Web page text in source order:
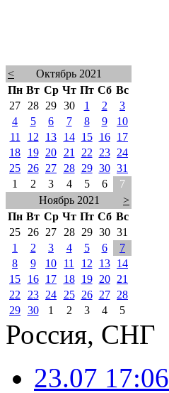
<
Октябрь 2021
Пн Вт Ср Чт Пт Сб Вс
27
28 29 30 1 2
3
4
5 6 7 8 9
10
11
12 13 14 15 16
17
18
19 20 21 22 23
24
25
26 27 28 29 30 31
1
2 3 4 5 6
7
Ноябрь 2021
>
Пн Вт Ср Чт Пт Сб Вс
25
26 27 28 29 30 31
1
2 3 4 5 6
7
8
9 10 11 12 13
14
15
16 17 18 19 20
21
22
23 24 25 26 27
28
29 30 1 2 3 4 5
Россия, СНГ
23.07 17:06